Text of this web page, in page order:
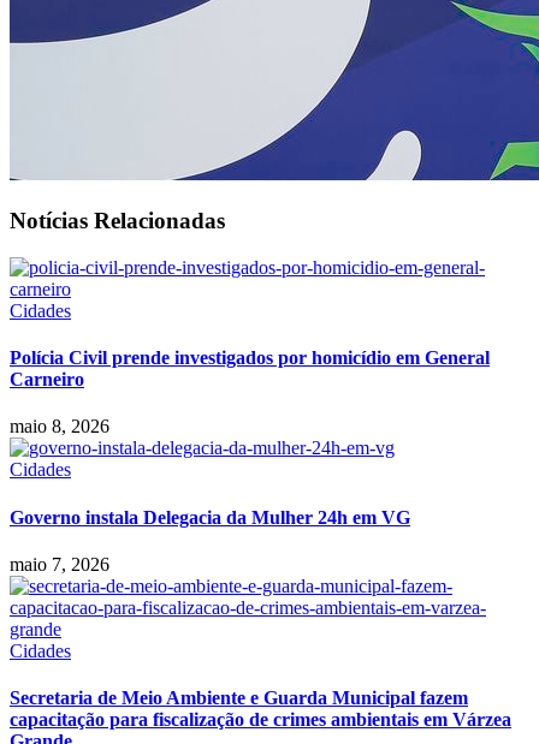
Notícias Relacionadas
Cidades
Polícia Civil prende investigados por homicídio em General
Carneiro
maio 8, 2026
Cidades
Governo instala Delegacia da Mulher 24h em VG
maio 7, 2026
Cidades
Secretaria de Meio Ambiente e Guarda Municipal fazem
capacitação para fiscalização de crimes ambientais em Várzea